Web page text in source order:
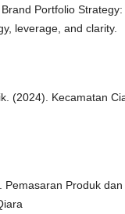
Portfolio
leverage, and clarity.
(2024). Kecamatan
Pemasaran Produk